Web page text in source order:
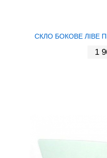
СКЛО БОКОВЕ ЛІВЕ
1